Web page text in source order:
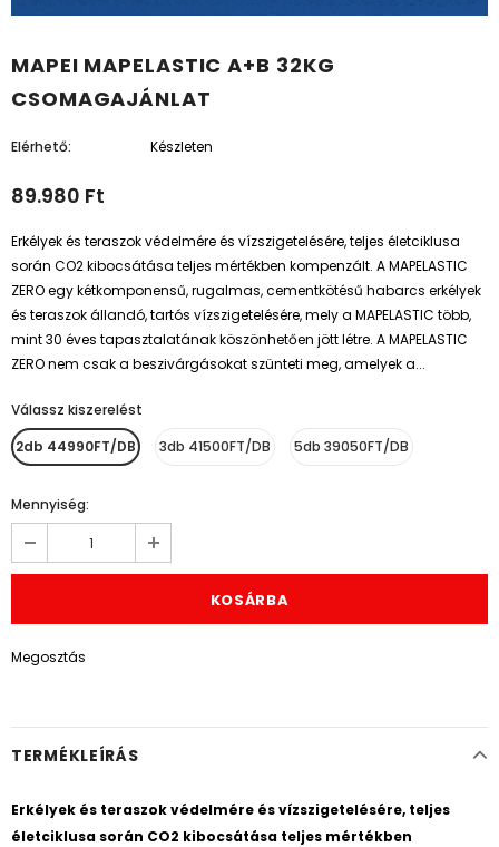
MAPEI MAPELASTIC A+B 32KG
CSOMAGAJÁNLAT
Elérhető: Készleten
89.980 Ft
Erkélyek és teraszok védelmére és vízszigetelésére, teljes életciklusa
során CO2 kibocsátása teljes mértékben kompenzált. A MAPELASTIC
ZERO egy kétkomponensű, rugalmas, cementkötésű habarcs erkélyek
és teraszok állandó, tartós vízszigetelésére, mely a MAPELASTIC több,
mint 30 éves tapasztalatának köszönhetően jött létre. A MAPELASTIC
ZERO nem csak a beszivárgásokat szünteti meg, amelyek a...
Válassz kiszerelést
2db 44990FT/DB
3db 41500FT/DB 5db 39050FT/DB
Mennyiség:
Megosztás
TERMÉKLEÍRÁS
Erkélyek és teraszok védelmére és vízszigetelésére, teljes
életciklusa során CO2 kibocsátása teljes mértékben